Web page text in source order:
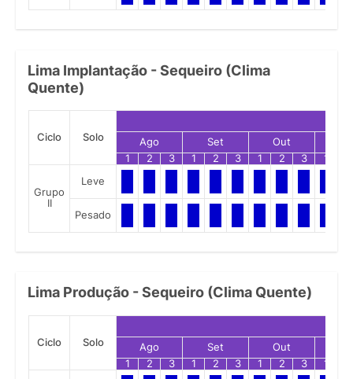
Lima Implantação - Sequeiro (Clima
Quente)
Ciclo Solo Ago Set Out
1
2 3 1 2 3 1 2 3 1
Grupo
II
Leve
Pesado
Lima Produção - Sequeiro (Clima Quente)
Ciclo Solo Ago Set Out
1
2 3 1 2 3 1 2 3 1